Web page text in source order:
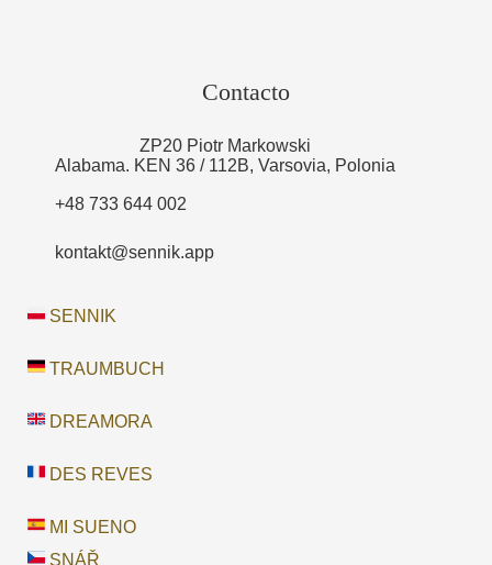
Contacto
ZP20 Piotr Markowski
Alabama. KEN 36 / 112B, Varsovia, Polonia
+48 733 644 002
kontakt@sennik.app
SENNIK
TRAUMBUCH
DREAMORA
DES REVES
MI SUENO
SNÁŘ